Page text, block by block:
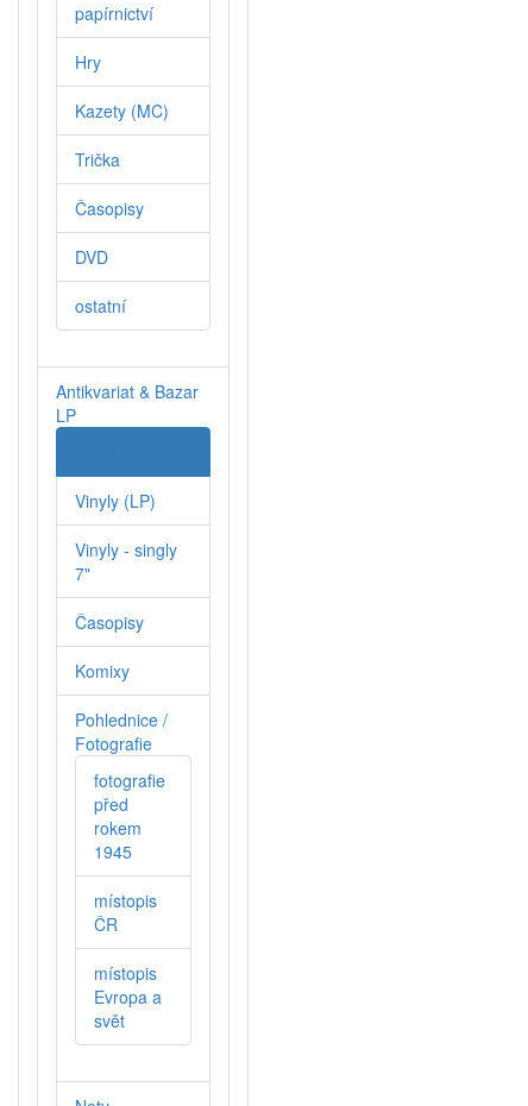
papírnictví
Hry
Kazety (MC)
Trička
Časopisy
DVD
ostatní
Antikvariat & Bazar
LP
Vinyly (LP)
Vinyly - singly
7"
Časopisy
Komixy
Pohlednice /
Fotografie
fotografie
před
rokem
1945
místopis
ČR
místopis
Evropa a
svět